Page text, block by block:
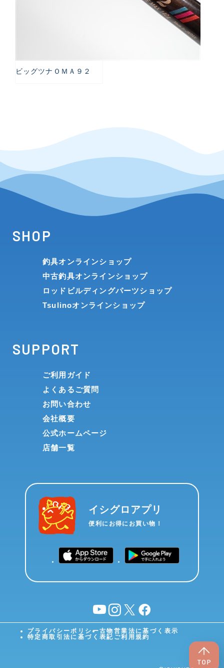
ビッグツナＯＭＡ９２
SHOP
釣具オンラインショップ
中古釣具オンラインショップ
ロッドビルディングパーツショップ
Tsulinoオンラインショップ
SUPPORT
ご利用ガイド
よくあるご質問
お問い合わせ
会社概要
公式ホームページ
店舗一覧
イシグロアプリ
便利にお得にお買い物！
YouTubeinstagram
X facebook
プライバシーポリシー古物営業法に基づく表示
特定商取引法に基づく表記 ご利用規約